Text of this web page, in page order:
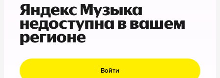
Яндекс Музыка
недоступна в вашем
регионе
Войти